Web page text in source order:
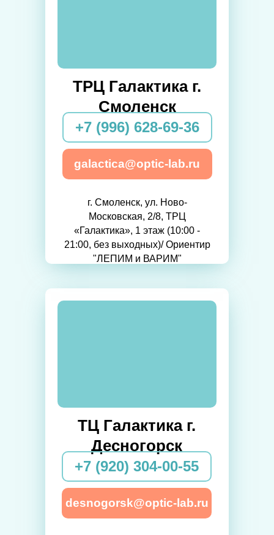
ТЦ Галактика г.
Десногорск
+7 (920) 304-00-55
desnogorsk@optic-lab.ru
+7 (996) 628-69-36
galactica@optic-lab.ru
ТРЦ Галактика г.
Смоленск
г. Смоленск, ул. Ново-
Московская, 2/8, ТРЦ
«Галактика», 1 этаж (10:00 -
21:00, без выходных)/ Ориентир
"ЛЕПИМ и ВАРИМ"